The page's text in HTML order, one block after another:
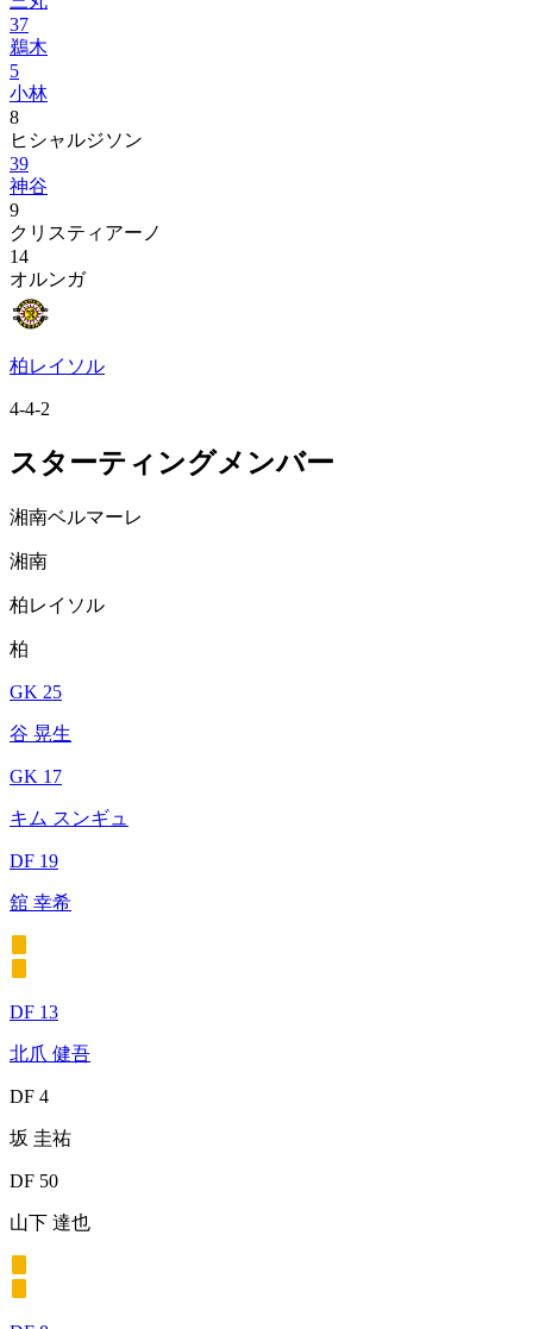
37
鵜木
5
小林
8
ヒシャルジソン
39
神谷
9
クリスティアーノ
14
オルンガ
柏レイソル
4-4-2
スターティングメンバー
湘南ベルマーレ
湘南
柏レイソル
柏
GK 25
谷 晃生
GK 17
キム スンギュ
DF 19
舘 幸希
DF 13
北爪 健吾
DF 4
坂 圭祐
DF 50
山下 達也